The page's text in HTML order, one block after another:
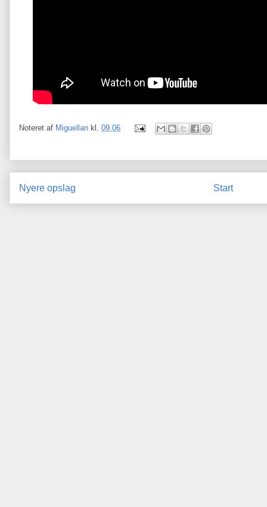
Noteret af Miguellan kl. 09.06
Nyere opslag Start